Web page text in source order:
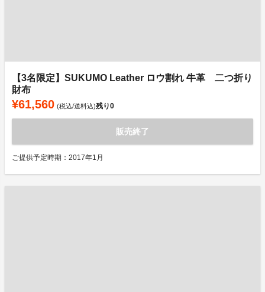
【3名限定】SUKUMO Leather ロウ割れ 牛革 二つ折り
財布
¥61,560 (税込/送料込)残り0
販売終了
ご提供予定時期：2017年1月